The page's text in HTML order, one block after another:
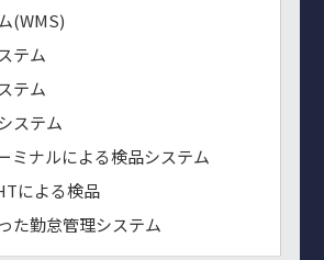
(WMS)
テム
テム
ステム
ミナルによる検品システム
による検品
た勤怠管理システム